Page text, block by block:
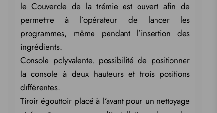
le Couvercle de la trémie est ouvert afin de
permettre à l’opérateur de lancer les
programmes, même pendant l’insertion des
ingrédients.
Console polyvalente, possibilité de positionner
la console à deux hauteurs et trois positions
différentes.
Tiroir égouttoir placé à l’avant pour un nettoyage